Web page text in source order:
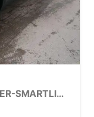
Expression 3 TCe 4x2*NAVI-ÜBER-SMARTLINK*AHK*PDC-KAMERA*LED*SHZ*17-ZOLL